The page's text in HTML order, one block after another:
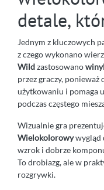
detale,
Jednym z kluczowych
z czego wykonano
Wildzastosowanowinyl
przez graczy,
użytkowaniu i pomaga
podczas częstego
Wizualnie gra
Wielokolorowywygląd
wzrok i dobrze
To drobiazg, ale w
rozgrywki.